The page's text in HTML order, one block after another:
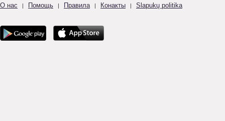
О нас | Помощь | Правила | Конакты | Slapukų politika